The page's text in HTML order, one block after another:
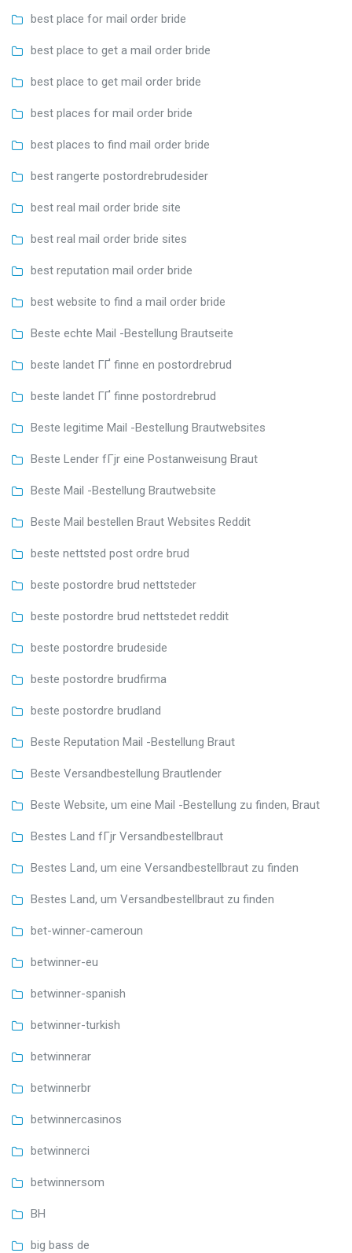
best place for mail order bride
best place to get a mail order bride
best place to get mail order bride
best places for mail order bride
best places to find mail order bride
best rangerte postordrebrudesider
best real mail order bride site
best real mail order bride sites
best reputation mail order bride
best website to find a mail order bride
Beste echte Mail -Bestellung Brautseite
beste landet ГҐ finne en postordrebrud
beste landet ГҐ finne postordrebrud
Beste legitime Mail -Bestellung Brautwebsites
Beste Lender fГјr eine Postanweisung Braut
Beste Mail -Bestellung Brautwebsite
Beste Mail bestellen Braut Websites Reddit
beste nettsted post ordre brud
beste postordre brud nettsteder
beste postordre brud nettstedet reddit
beste postordre brudeside
beste postordre brudfirma
beste postordre brudland
Beste Reputation Mail -Bestellung Braut
Beste Versandbestellung Brautlender
Beste Website, um eine Mail -Bestellung zu finden, Braut
Bestes Land fГјr Versandbestellbraut
Bestes Land, um eine Versandbestellbraut zu finden
Bestes Land, um Versandbestellbraut zu finden
bet-winner-cameroun
betwinner-eu
betwinner-spanish
betwinner-turkish
betwinnerar
betwinnerbr
betwinnercasinos
betwinnerci
betwinnersom
BH
big bass de